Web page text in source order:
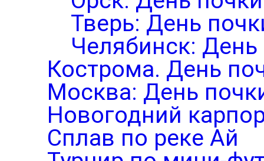
Тверь: День
Челябинск:
Кострома. День
Москва: День
Новогодний
Сплав по реке Ай